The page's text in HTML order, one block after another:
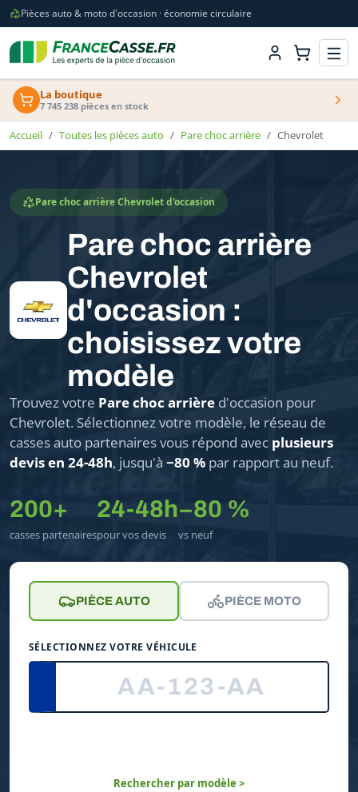
Pièces auto & moto d'occasion · économie circulaire
La boutique
7 745 238 pièces en stock
Accueil Toutes les pièces auto Pare choc arrière Chevrolet
Pare choc arrière Chevrolet d'occasion
Pare choc arrière
Chevrolet
d'occasion :
choisissez votre
modèle
Trouvez votre Pare choc arrière d'occasion pour
Chevrolet. Sélectionnez votre modèle, le réseau de
casses auto partenaires vous répond avec plusieurs
devis en 24-48h, jusqu'à −80 % par rapport au neuf.
200+
casses partenaires
24-48h
pour vos devis
−80 %
vs neuf
PIÈCE AUTO PIÈCE MOTO
SÉLECTIONNEZ VOTRE VÉHICULE
Rechercher par modèle >